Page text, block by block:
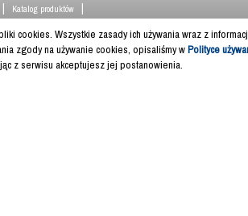
| Katalog produktów
|
cookies. Wszystkie zasady ich używania wraz z
zgody na używanie cookies, opisaliśmy wPolityce
z serwisu akceptujesz jej postanowienia.